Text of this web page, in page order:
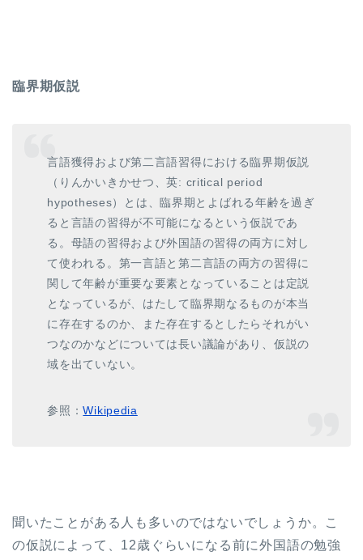
臨界期仮説
言語獲得および第二言語習得における臨界期仮説
（りんかいきかせつ、英: critical period
hypotheses）とは、臨界期とよばれる年齢を過ぎ
ると言語の習得が不可能になるという仮説であ
る。母語の習得および外国語の習得の両方に対し
て使われる。第一言語と第二言語の両方の習得に
関して年齢が重要な要素となっていることは定説
となっているが、はたして臨界期なるものが本当
に存在するのか、また存在するとしたらそれがい
つなのかなどについては長い議論があり、仮説の
域を出ていない。
参照：Wikipedia
聞いたことがある人も多いのではないでしょうか。こ
の仮説によって、12歳ぐらいになる前に外国語の勉強